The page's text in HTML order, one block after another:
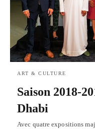
ART & CULTURE
Saison 2018-
Dhabi
Avec quatre expositions